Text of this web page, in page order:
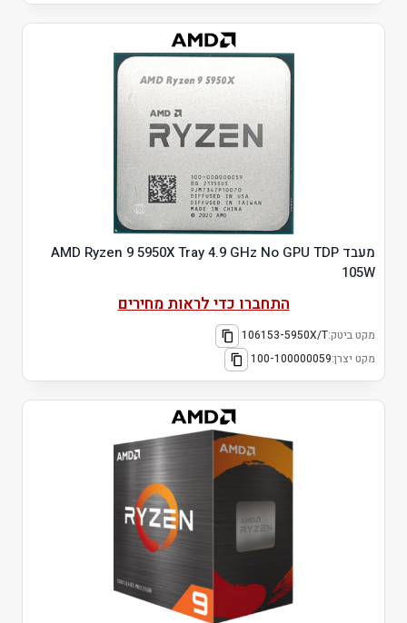
מעבד AMD Ryzen 9 5950X Tray 4.9 GHz No GPU TDP
105W
התחברו כדי לראות מחירים
מקט ביטק:106153-5950X/T
מקט יצרן:100-100000059